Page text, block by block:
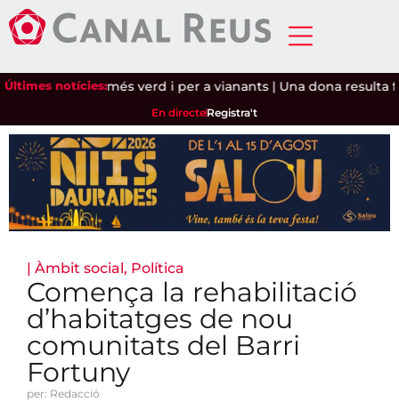
Últimes notícies:
a un carrer més verd i per a vianants|Una dona resulta
En directeRegistra't
| Àmbit social, Política
Comença la rehabilitació
d’habitatges de nou
comunitats del Barri
Fortuny
per: Redacció